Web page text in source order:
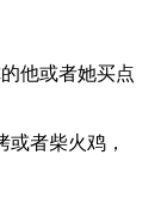
他或者她买点
者柴火鸡，